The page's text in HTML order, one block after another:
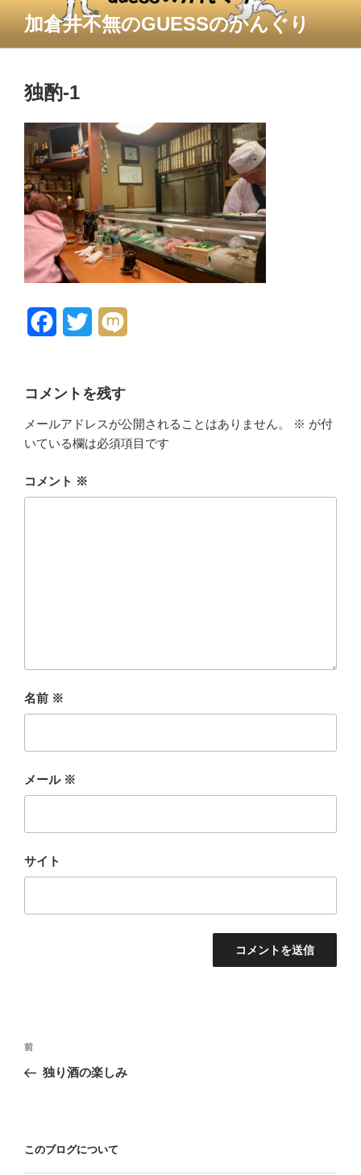
テ
加倉井不無のGUESSのかんぐり
独酌-1
b
o
t
r
コメントを残す
メールアドレスが公開されることはありません。 ※ が付
いている欄は必須項目です
コメント ※
名前 ※
メール ※
サイト
投
ナ
ー
前
の
前
独り酒の楽しみ
このブログについて